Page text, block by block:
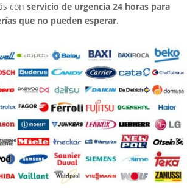
con servicio de urgencia 24 horas para
que no pueden esperar.